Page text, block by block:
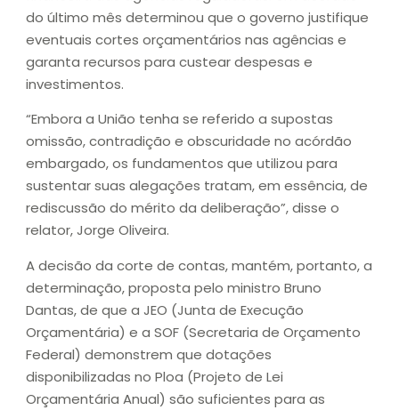
do último mês determinou que o governo justifique
eventuais cortes orçamentários nas agências e
garanta recursos para custear despesas e
investimentos.
“Embora a União tenha se referido a supostas
omissão, contradição e obscuridade no acórdão
embargado, os fundamentos que utilizou para
sustentar suas alegações tratam, em essência, de
rediscussão do mérito da deliberação”, disse o
relator, Jorge Oliveira.
A decisão da corte de contas, mantém, portanto, a
determinação, proposta pelo ministro Bruno
Dantas, de que a JEO (Junta de Execução
Orçamentária) e a SOF (Secretaria de Orçamento
Federal) demonstrem que dotações
disponibilizadas no Ploa (Projeto de Lei
Orçamentária Anual) são suficientes para as